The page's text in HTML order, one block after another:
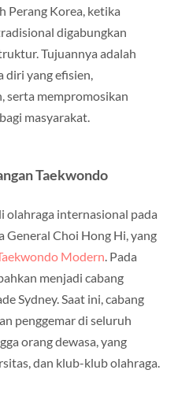
Perang Korea, ketika
digabungkan
Tujuannya adalah
diri yang efisien,
serta mempromosikan
masyarakat.
Taekwondo
olahraga internasional pada
General Choi Hong Hi, yang
Modern. Pada
menjadi cabang
Sydney. Saat ini, cabang
penggemar di seluruh
orang dewasa, yang
dan klub-klub olahraga.